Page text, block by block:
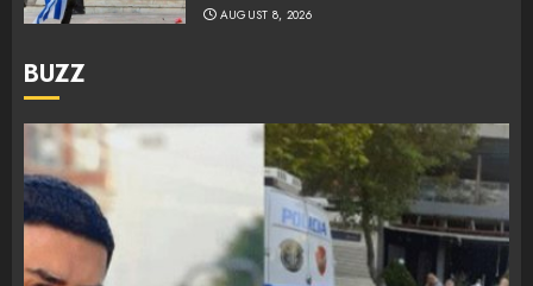
AUGUST 8, 2026
BUZZ